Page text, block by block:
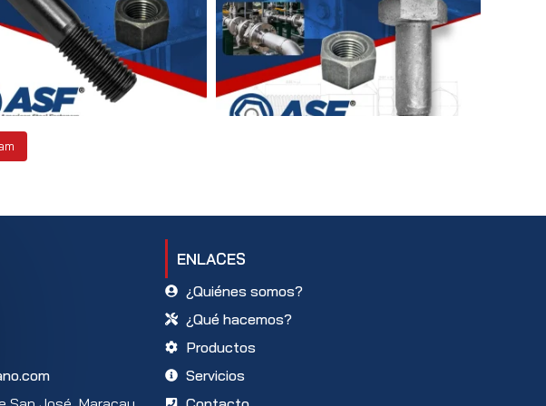
ENLACES
¿Quiénes somos?
¿Qué hacemos?
Productos
Servicios